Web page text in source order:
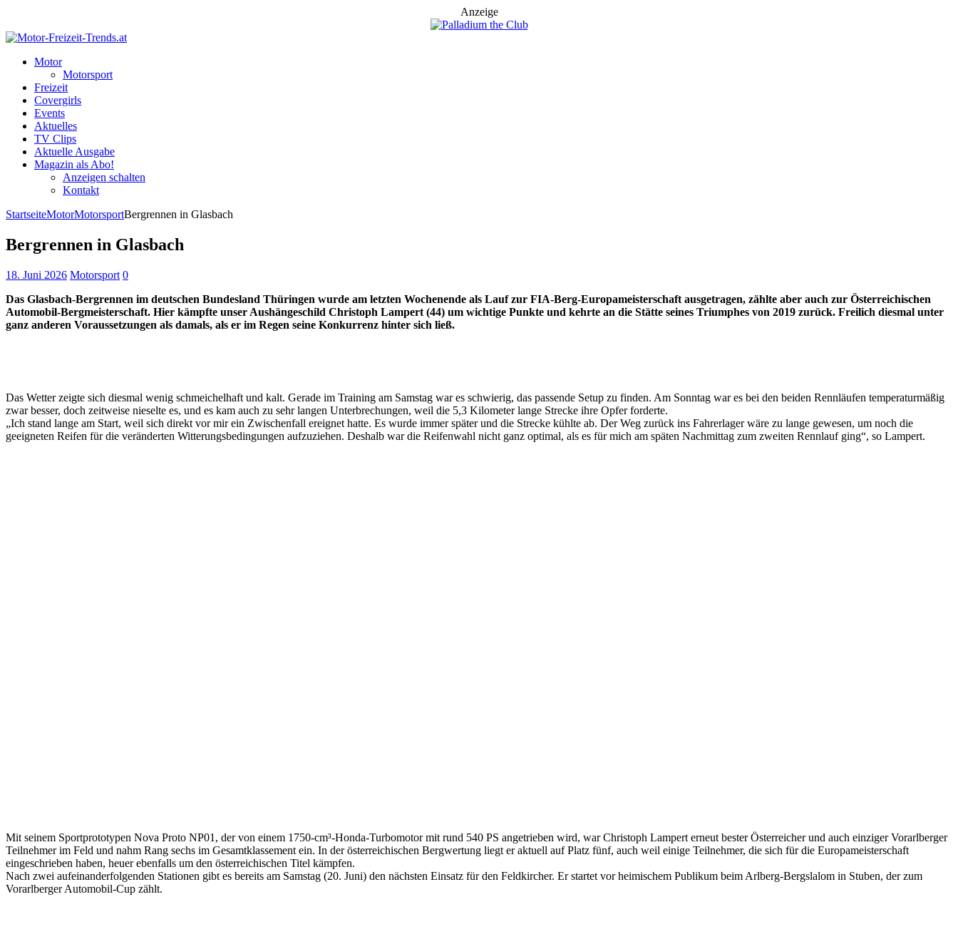
Anzeige
Motor
Motorsport
Freizeit
Covergirls
Events
Aktuelles
TV Clips
Aktuelle Ausgabe
Magazin als Abo!
Anzeigen schalten
Kontakt
StartseiteMotorMotorsportBergrennen in Glasbach
Bergrennen in Glasbach
18. Juni 2026 Motorsport 0
Das Glasbach-Bergrennen im deutschen Bundesland Thüringen wurde am letzten Wochenende als Lauf zur FIA-Berg-Europameisterschaft ausgetragen, zählte aber auch zur Österreichischen
Automobil-Bergmeisterschaft. Hier kämpfte unser Aushängeschild Christoph Lampert (44) um wichtige Punkte und kehrte an die Stätte seines Triumphes von 2019 zurück. Freilich diesmal unter
ganz anderen Voraussetzungen als damals, als er im Regen seine Konkurrenz hinter sich ließ.
Das Wetter zeigte sich diesmal wenig schmeichelhaft und kalt. Gerade im Training am Samstag war es schwierig, das passende Setup zu finden. Am Sonntag war es bei den beiden Rennläufen temperaturmäßig
zwar besser, doch zeitweise nieselte es, und es kam auch zu sehr langen Unterbrechungen, weil die 5,3 Kilometer lange Strecke ihre Opfer forderte.
„Ich stand lange am Start, weil sich direkt vor mir ein Zwischenfall ereignet hatte. Es wurde immer später und die Strecke kühlte ab. Der Weg zurück ins Fahrerlager wäre zu lange gewesen, um noch die
geeigneten Reifen für die veränderten Witterungsbedingungen aufzuziehen. Deshalb war die Reifenwahl nicht ganz optimal, als es für mich am späten Nachmittag zum zweiten Rennlauf ging“, so Lampert.
Mit seinem Sportprototypen Nova Proto NP01, der von einem 1750-cm³-Honda-Turbomotor mit rund 540 PS angetrieben wird, war Christoph Lampert erneut bester Österreicher und auch einziger Vorarlberger
Teilnehmer im Feld und nahm Rang sechs im Gesamtklassement ein. In der österreichischen Bergwertung liegt er aktuell auf Platz fünf, auch weil einige Teilnehmer, die sich für die Europameisterschaft
eingeschrieben haben, heuer ebenfalls um den österreichischen Titel kämpfen.
Nach zwei aufeinanderfolgenden Stationen gibt es bereits am Samstag (20. Juni) den nächsten Einsatz für den Feldkircher. Er startet vor heimischem Publikum beim Arlberg-Bergslalom in Stuben, der zum
Vorarlberger Automobil-Cup zählt.